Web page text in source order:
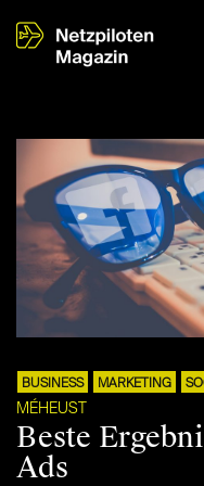
BUSINESS MARKETING
MÉHEUST
Beste
Ads